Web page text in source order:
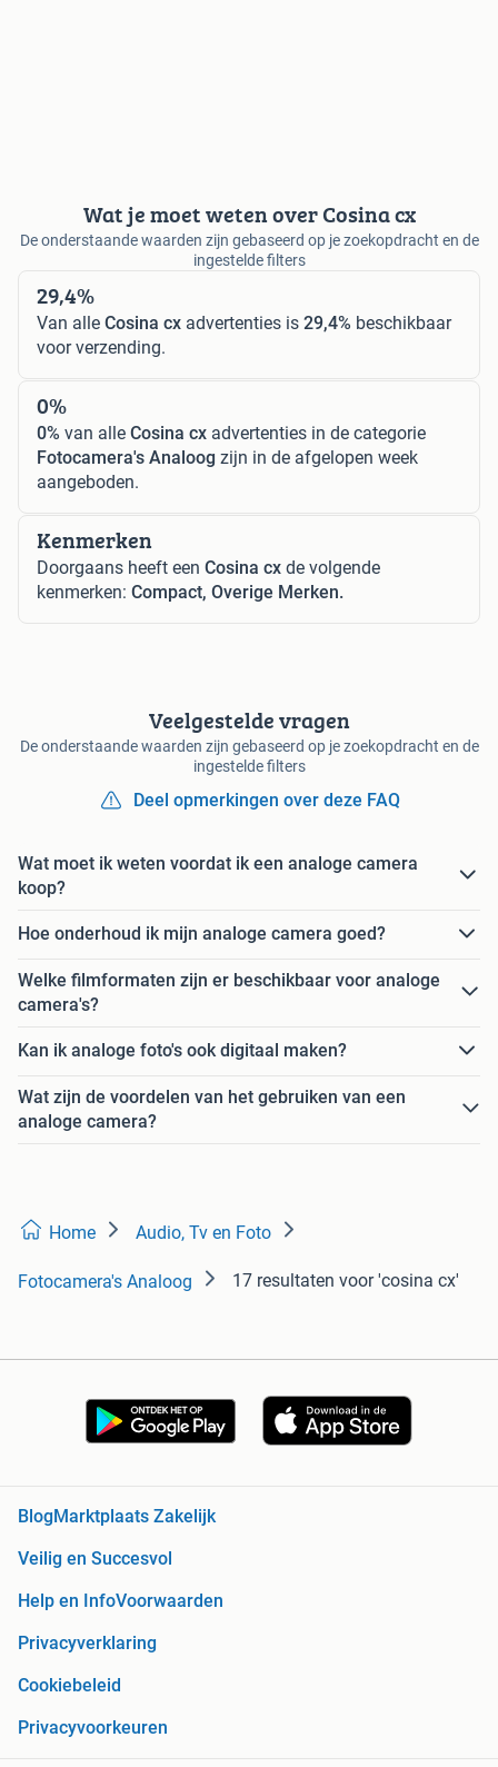
Wat je moet weten over Cosina cx
De onderstaande waarden zijn gebaseerd op je zoekopdracht en de
ingestelde filters
29,4%
Van alle Cosina cx advertenties is 29,4% beschikbaar
voor verzending.
0%
0% van alle Cosina cx advertenties in de categorie
Fotocamera's Analoog zijn in de afgelopen week
aangeboden.
Kenmerken
Doorgaans heeft een Cosina cx de volgende
kenmerken: Compact, Overige Merken.
Veelgestelde vragen
De onderstaande waarden zijn gebaseerd op je zoekopdracht en de
ingestelde filters
Deel opmerkingen over deze FAQ
Wat moet ik weten voordat ik een analoge camera
koop?
Hoe onderhoud ik mijn analoge camera goed?
Welke filmformaten zijn er beschikbaar voor analoge
camera's?
Kan ik analoge foto's ook digitaal maken?
Wat zijn de voordelen van het gebruiken van een
analoge camera?
Home Audio, Tv en Foto
Fotocamera's Analoog 17 resultaten voor 'cosina cx'
BlogMarktplaats Zakelijk
Veilig en Succesvol
Help en InfoVoorwaarden
Privacyverklaring
Cookiebeleid
Privacyvoorkeuren